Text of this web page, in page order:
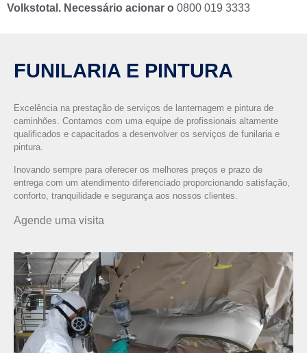
Volkstotal. Necessário acionar o 0800 019 3333
FUNILARIA E PINTURA
Excelência na prestação de serviços de lanternagem e pintura de
caminhões. Contamos com uma equipe de profissionais altamente
qualificados e capacitados a desenvolver os serviços de funilaria e
pintura.
Inovando sempre para oferecer os melhores preços e prazo de
entrega com um atendimento diferenciado proporcionando satisfação,
conforto, tranquilidade e segurança aos nossos clientes.
Agende uma visita